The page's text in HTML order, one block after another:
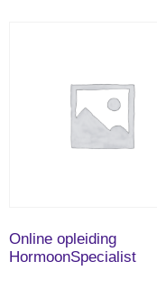
Online opleiding
HormoonSpecialist